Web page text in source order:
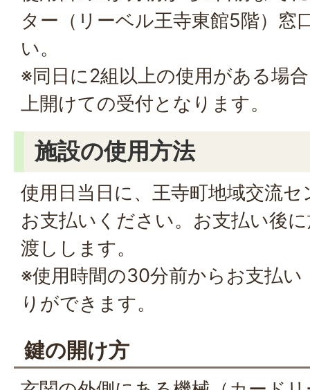
ター（リーベル王寺東館5階）窓
い。
※同日に2組以上の使用がある場
上開けての受付となります。
施設の使用方法
使用日当日に、王寺町地域交流
お支払いください。お支払い後
渡しします。
※使用時間の30分前からお支払
りができます。
鍵の開け方